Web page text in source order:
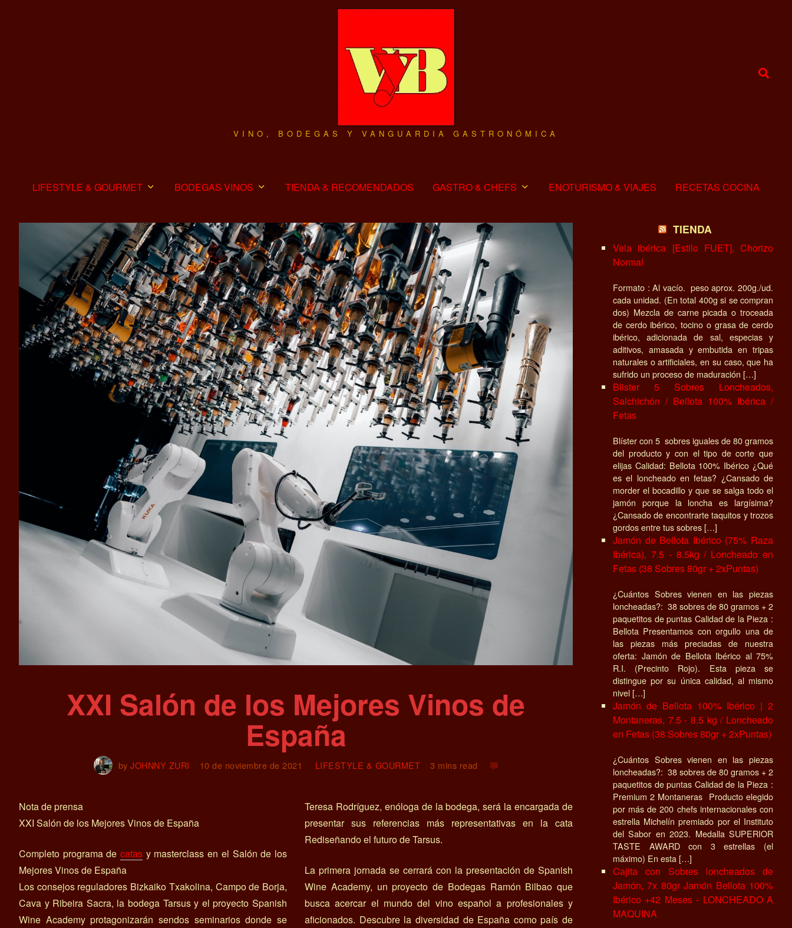
VINO, BODEGAS Y VANGUARDIA GASTRONÓMICA
LIFESTYLE & GOURMET BODEGAS VINOS TIENDA & RECOMENDADOS GASTRO & CHEFS ENOTURISMO & VIAJES RECETAS COCINA
XXI Salón de los Mejores Vinos de
España
byJOHNNY ZURI 10 de noviembre de 2021 LIFESTYLE & GOURMET 3 mins read
Nota de prensa
XXI Salón de los Mejores Vinos de España
Completo programa de catas y masterclass en el Salón de los
Mejores Vinos de España
Los consejos reguladores Bizkaiko Txakolina, Campo de Borja,
Cava y Ribeira Sacra, la bodega Tarsus y el proyecto Spanish
Wine Academy protagonizarán sendos seminarios donde se
Teresa Rodríguez, enóloga de la bodega, será la encargada de
presentar sus referencias más representativas en la cata
Rediseñando el futuro de Tarsus.
La primera jornada se cerrará con la presentación de Spanish
Wine Academy, un proyecto de Bodegas Ramón Bilbao que
busca acercar el mundo del vino español a profesionales y
aficionados. Descubre la diversidad de España como país de
TIENDA
Vela ibérica [Estilo FUET], Chorizo
Normal
Formato : Al vacío. peso aprox. 200g./ud.
cada unidad. (En total 400g si se compran
dos) Mezcla de carne picada o troceada
de cerdo ibérico, tocino o grasa de cerdo
ibérico, adicionada de sal, especias y
aditivos, amasada y embutida en tripas
naturales o artificiales, en su caso, que ha
sufrido un proceso de maduración […]
Blister 5 Sobres Loncheados,
Salchichón / Bellota 100% Ibérica /
Fetas
Blíster con 5 sobres iguales de 80 gramos
del producto y con el tipo de corte que
elijas Calidad: Bellota 100% Ibérico ¿Qué
es el loncheado en fetas? ¿Cansado de
morder el bocadillo y que se salga todo el
jamón porque la loncha es largísima?
¿Cansado de encontrarte taquitos y trozos
gordos entre tus sobres […]
Jamón de Bellota Ibérico (75% Raza
Ibérica), 7.5 - 8.5kg / Loncheado en
Fetas (38 Sobres 80gr + 2xPuntas)
¿Cuántos Sobres vienen en las piezas
loncheadas?: 38 sobres de 80 gramos + 2
paquetitos de puntas Calidad de la Pieza :
Bellota Presentamos con orgullo una de
las piezas más preciadas de nuestra
oferta: Jamón de Bellota Ibérico al 75%
R.I. (Precinto Rojo). Esta pieza se
distingue por su única calidad, al mismo
nivel […]
Jamón de Bellota 100% Ibérico | 2
Montaneras, 7.5 - 8.5 kg / Loncheado
en Fetas (38 Sobres 80gr + 2xPuntas)
¿Cuántos Sobres vienen en las piezas
loncheadas?: 38 sobres de 80 gramos + 2
paquetitos de puntas Calidad de la Pieza :
Premium 2 Montaneras Producto elegido
por más de 200 chefs internacionales con
estrella Michelín premiado por el Instituto
del Sabor en 2023. Medalla SUPERIOR
TASTE AWARD con 3 estrellas (el
máximo) En esta […]
Cajita con Sobres loncheados de
Jamón, 7x 80gr Jamón Bellota 100%
Ibérico +42 Meses - LONCHEADO A
MAQUINA